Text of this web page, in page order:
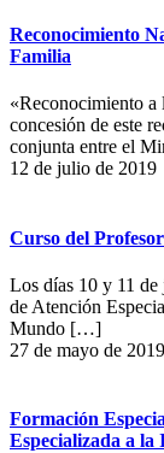
Reconocimiento
Familia
«Reconocimiento
concesión de este
conjunta entre el
12 de julio de 2019
Curso del
Los días 10 y 11 de
de Atención
Mundo […]
27 de mayo de 2019
Formación
Especializada a